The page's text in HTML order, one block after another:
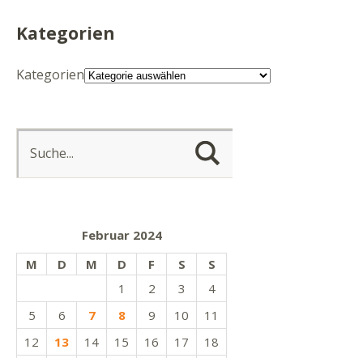
Kategorien
Kategorien
Februar 2024
M
D M D F S S
1 2 3
4
5
6 7 8 9 10
11
12
13 14 15 16 17
18